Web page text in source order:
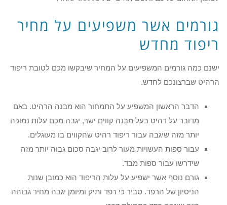
גורמים אשר משפיעים על מחיר
ריפוד מחדש
ישנם כמה גורמים המשפיעים על המחיר שיבקשו מכם לטובת ריפוד
הרהיט שברצונכם לחדש.
הדבר הראשון המשפיע על התמחור הוא מבנה הרהיט. באם
מדובר על רהיט בעל מבנה קווים ישר, יגבה מכם עלות נמוכה
יותר מזה שיגבה עבור ריפוד רהיט שהקווים בו מעוגלים.
עבור ספות העשויות מעור לרוב יגבה סכום גבוה יותר מזה
שידרשו עבור ספות מבד.
גורם נוסף אשר ישפיע על עלות הריפוד הוא כמובן שנות
הניסיון של הרפד. סביר כי רפד ותיק ומיומן יגבה מחיר גבוהה